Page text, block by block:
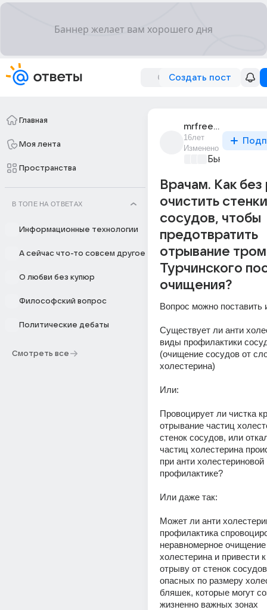
Создать пост
Главная
Моя лента
Пространства
В ТОПЕ НА ОТВЕТАХ
Информационные технологии
А сейчас что-то совсем другое
О любви без купюр
Философский вопрос
Политические дебаты
Смотреть все
mrfreeman_28
16лет
Изменено
Бьютилэнд
Врачам. Как без
очистить стенки
сосудов, чтобы
предотвратить
отрывание
Турчинского
очищения?
Вопрос можно поставить
Существует ли анти
виды профилактики
(очищение сосудов от
холестерина)
Или:
Провоцирует ли чистка
отрывание частиц
стенок сосудов, или
частиц холестерина
при анти холестериновой
профилактике?
Или даже так:
Может ли анти
профилактика
неравномерное
холестерина и привести
отрыву от стенок
опасных по размеру
бляшек, которые могут
жизненно важных зонах